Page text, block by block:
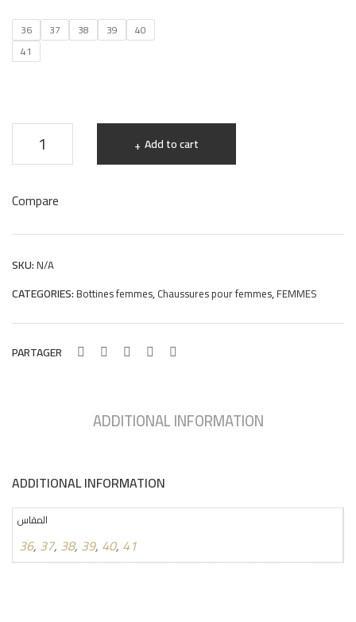
36 37 38 39
40
41
bottines
femme
cuir
noir
057
Add to cart
Compare
SKU: N/A
CATEGORIES: Bottines femmes,Chaussures pour femmes,FEMMES
PARTAGER
ADDITIONAL INFORMATION
ADDITIONAL INFORMATION
المقاس
36, 37, 38, 39, 40, 41